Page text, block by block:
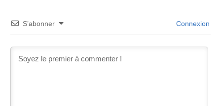
S’abonner Connexion